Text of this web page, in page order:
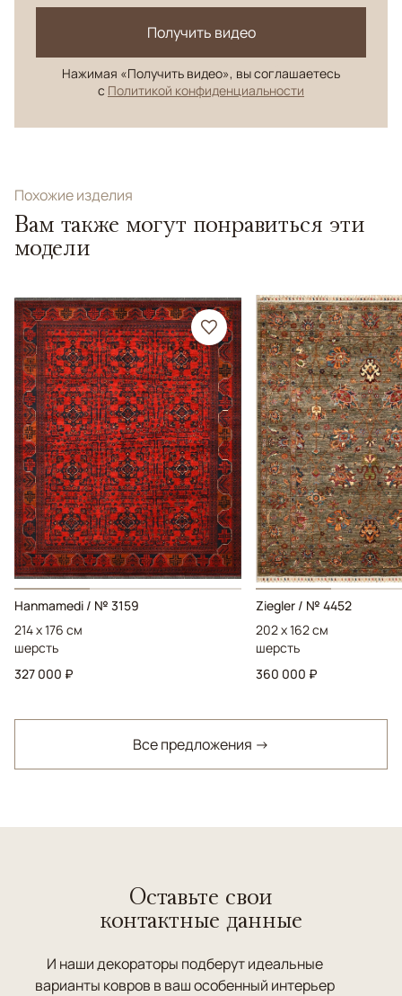
Получить видео
Нажимая «Получить видео», вы соглашаетесь
с Политикой конфиденциальности
Похожие изделия
Вам также могут понравиться эти
модели
Hanmamedi / № 3159
214 x 176 см
шерсть
327 000 ₽
Ziegler / № 4452
202 x 162 см
шерсть
360 000 ₽
Все предложения →
Оставьте свои
контактные данные
И наши декораторы подберут идеальные
варианты ковров в ваш особенный интерьер